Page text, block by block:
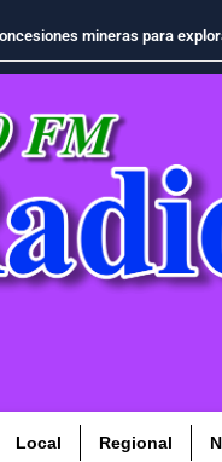
inicia reorganización del
Local Regional